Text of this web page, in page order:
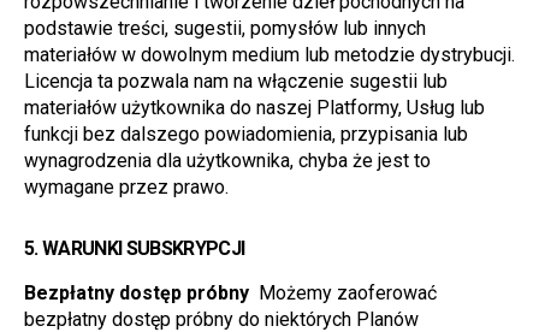
podstawie treści, sugestii, pomysłów lub innych
materiałów w dowolnym medium lub metodzie dystrybucji.
Licencja ta pozwala nam na włączenie sugestii lub
materiałów użytkownika do naszej Platformy, Usług lub
funkcji bez dalszego powiadomienia, przypisania lub
wynagrodzenia dla użytkownika, chyba że jest to
wymagane przez prawo.
5. WARUNKI SUBSKRYPCJI
Bezpłatny dostęp próbny Możemy zaoferować
bezpłatny dostęp próbny do niektórych Planów